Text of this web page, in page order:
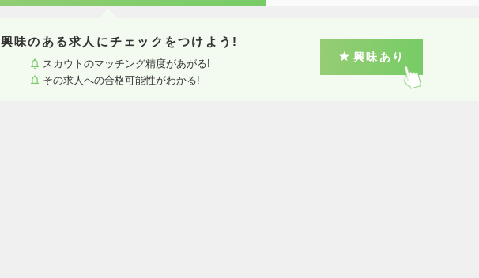
興味のある求人にチェックをつけよう!
スカウトのマッチング精度があがる!
その求人への合格可能性がわかる!
興味あり